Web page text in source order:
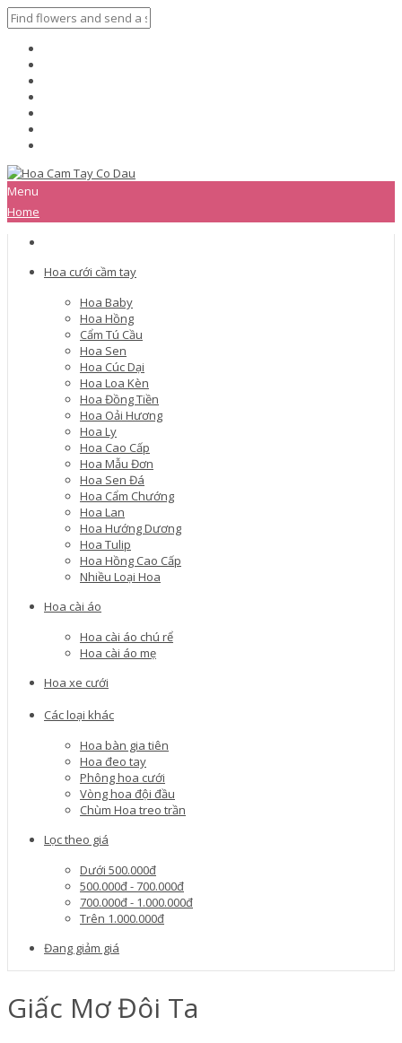
Menu
Home
Hoa cưới cầm tay
Hoa Baby
Hoa Hồng
Cẩm Tú Cầu
Hoa Sen
Hoa Cúc Dại
Hoa Loa Kèn
Hoa Đồng Tiền
Hoa Oải Hương
Hoa Ly
Hoa Cao Cấp
Hoa Mẫu Đơn
Hoa Sen Đá
Hoa Cẩm Chướng
Hoa Lan
Hoa Hướng Dương
Hoa Tulip
Hoa Hồng Cao Cấp
Nhiều Loại Hoa
Hoa cài áo
Hoa cài áo chú rể
Hoa cài áo mẹ
Hoa xe cưới
Các loại khác
Hoa bàn gia tiên
Hoa đeo tay
Phông hoa cưới
Vòng hoa đội đầu
Chùm Hoa treo trần
Lọc theo giá
Dưới 500.000đ
500.000đ - 700.000đ
700.000đ - 1.000.000đ
Trên 1.000.000đ
Đang giảm giá
Giấc Mơ Đôi Ta